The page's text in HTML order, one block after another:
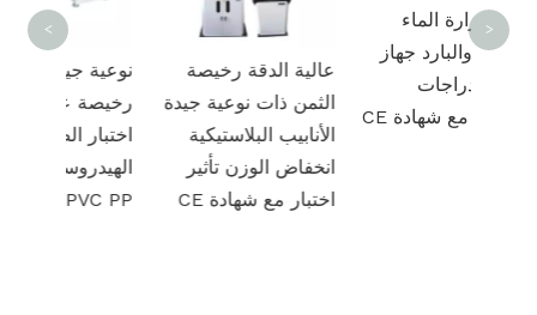
عالية الدقة رخيصة
الثمن ذات نوعية جيدة
الأنابيب البلاستيكية
انخفاض الوزن تأثير
اختبار مع شهادة CE
درجة حرارة الماء
الساخن والبارد جهاز
اختبار الدراجات
الحرارية مع شهادة CE
< >